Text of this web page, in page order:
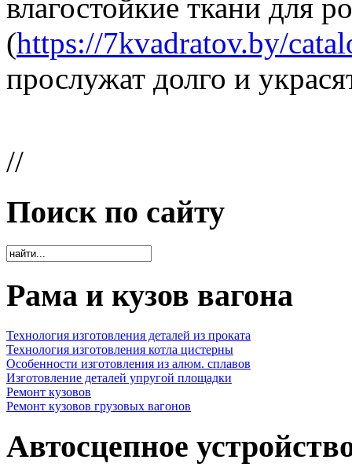
влагостойкие ткани для
(https://7kvadratov.by/
прослужат долго и
//
Поиск по сайту
Рама и кузов вагона
Технология изготовления деталей из проката
Технология изготовления котла цистерны
Особенности изготовления из алюм. сплавов
Изготовление деталей упругой площадки
Ремонт кузовов
Ремонт кузовов грузовых вагонов
Автосцепное